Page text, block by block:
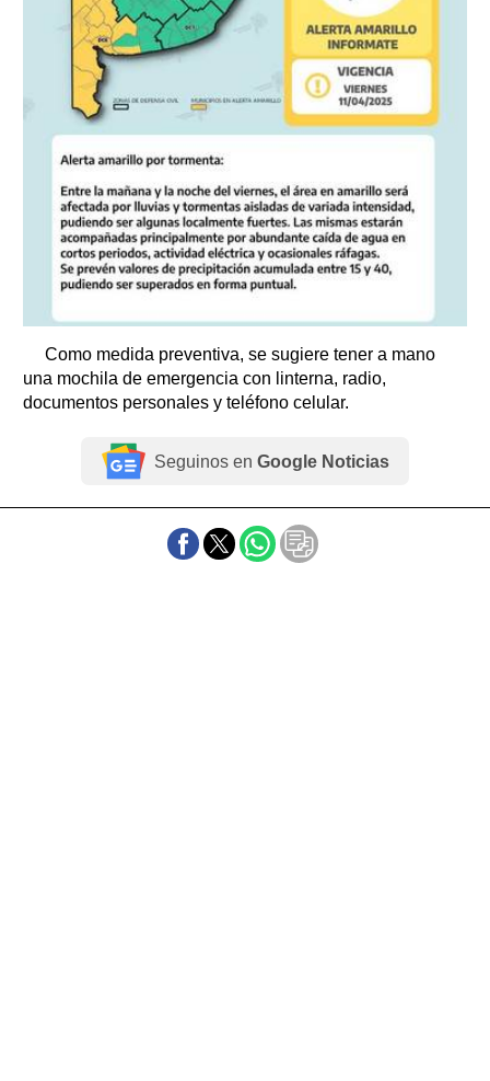
Como medida preventiva, se sugiere tener a mano
una mochila de emergencia con linterna, radio,
documentos personales y teléfono celular.
Seguinos en Google Noticias